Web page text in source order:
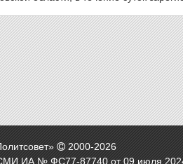
2000-2026
СМИ ИА № ФС77-87740 от 09 июля